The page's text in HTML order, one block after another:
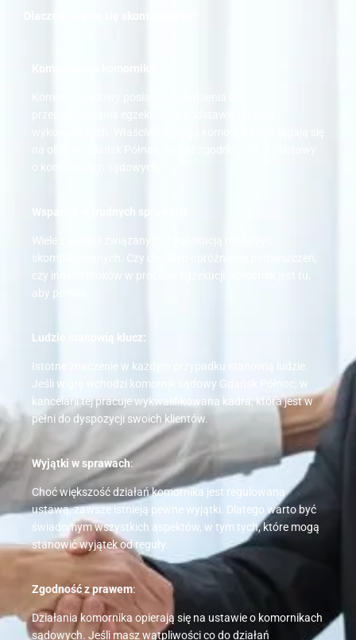
Komornik sądowy posiada uprawnienia do
przeprowadzania egzekucji na podstawie tytułów
wykonawczych. Właściwości tego komornika rozciągają się
na obszar Gdańsk Północ, co jest zgodne z art. 10 ustawy
o komornikach sądowych.
Wsparcie w trudnych sprawach
Wiele z kwestii związanych z egzekucją może być
skomplikowanych. Czy chodzi o opróżnienie pomieszczeń,
czy innych kroków w procesie egzekucji, komornik jest tu,
aby pomóc.
Ludzie stanowią klucz:
Istotne znaczenie w każdym przypadku stanowią ludzie.
Jeśli w grę wchodzi komornik sądowy Gdańsk Północ, w
kancelarii tej pracuje wykwalifikowana kadra, która jest w
pełni do dyspozycji swoich klientów.
Wyjątki w sprawach:
Choć większość działań komornika jest regulowana
ustawą, zawsze istnieją pewne wyjątki. Dlatego warto być
świadomym wszystkich aspektów, w tym tych, które mogą
stanowić wyjątek od reguły.
Zgodność z prawem:
Działania komornika opierają się na ustawie o komornikach
sądowych. Jeśli masz wątpliwości co do działań